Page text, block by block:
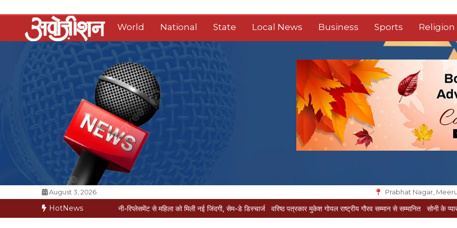
to
content
World National State Local News Business Sports Religion
Opposition Digital
August 3, 2026 Prabhat Nagar,
HotNews
मौत की कगार पर मैक्स में नी-रिप्लेसमेंट से महिला को मिली नई जिंदगी, सेम-डे डिस्चार्ज वरिष्ठ पत्रकार मुकेश गोयल राष्ट्रीय गौरव सम्मान से सम्मानित सोनी के प्यार में दीवानी